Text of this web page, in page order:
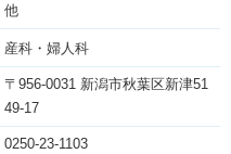
他
産科・婦人科
〒956-0031 新潟市秋葉区新津51
49-17
0250-23-1103